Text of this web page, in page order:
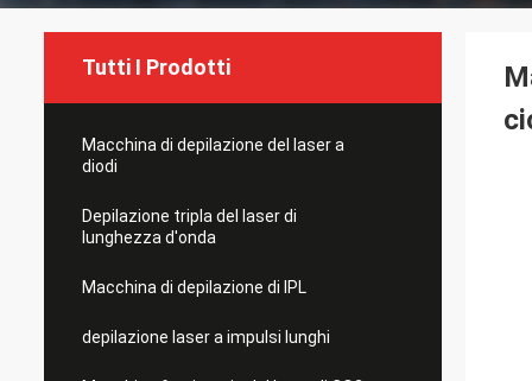
Tutti I Prodotti
Macchina di depilazione del laser a
diodi
Depilazione tripla del laser di
lunghezza d'onda
Macchina di depilazione di IPL
depilazione laser a impulsi lunghi